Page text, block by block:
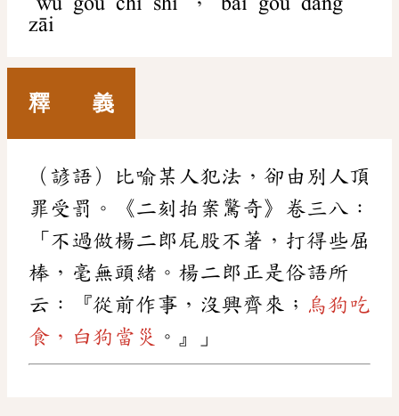
zāi
釋 義
（諺語）比喻某人犯法，卻由別人頂
罪受罰。《二刻拍案驚奇》卷三八：
「不過做楊二郎屁股不著，打得些屈
棒，毫無頭緒。楊二郎正是俗語所
云：『從前作事，沒興齊來； 烏狗吃
食，白狗當災 。』」